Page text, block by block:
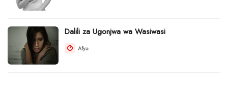
Dalili za Ugonjwa wa Wasiwasi
Afya